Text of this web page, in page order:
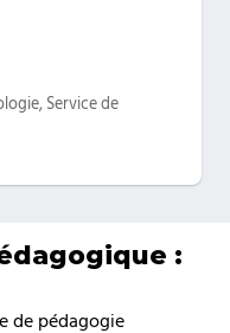
Service de
:
de pédagogie